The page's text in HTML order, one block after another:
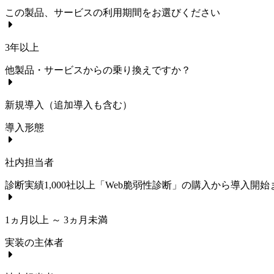
この製品、サービスの利用期間をお選びください
3年以上
他製品・サービスからの乗り換えですか？
新規導入（追加導入も含む）
導入形態
社内担当者
診断実績1,000社以上「Web脆弱性診断」 の購入から導入開始
1ヵ月以上 ～ 3ヵ月未満
実装の主体者